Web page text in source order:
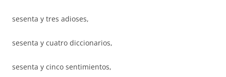
sesenta y tres adioses,
sesenta y cuatro diccionarios,
sesenta y cinco sentimientos,